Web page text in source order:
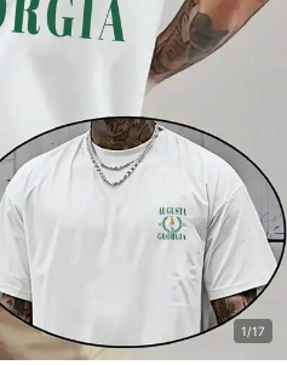
1/17